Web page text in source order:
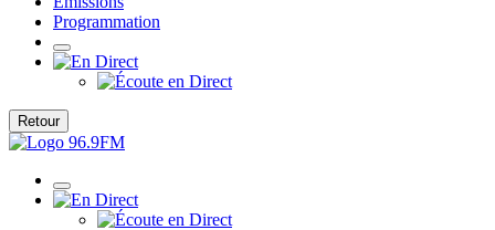
Programmation
Retour